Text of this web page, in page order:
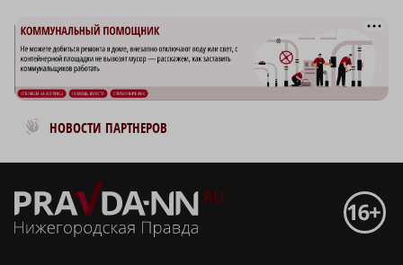
НОВОСТИ ПАРТНЕРОВ
Новости МирТесен